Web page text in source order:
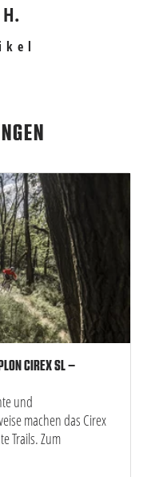
CIREX SL –
und
machen das Cirex
Trails. Zum